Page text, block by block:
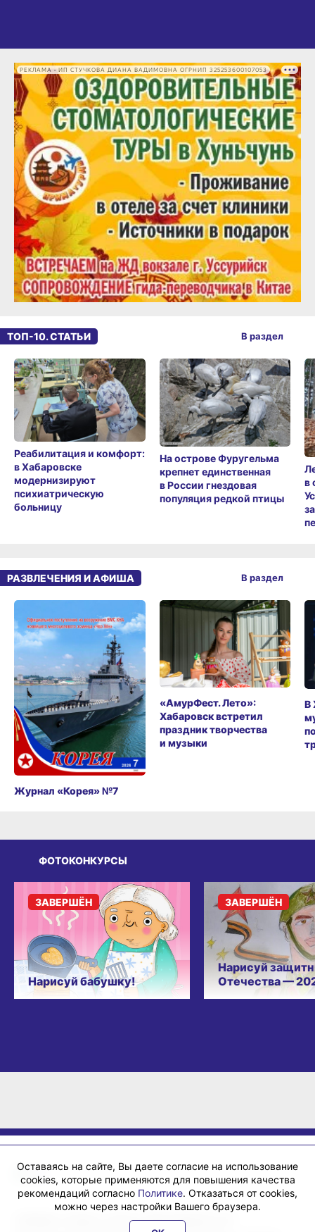
РЕКЛАМА • ИП СТУЧКОВА ДИАНА ВАДИМОВНА ОГРНИП 325253600107053
ТОП-10. СТАТЬИ
Реабилитация и комфорт:
в Хабаровске
модернизируют
психиатрическую
больницу
На острове Фуругельма
крепнет единственная
в России гнездовая
популяция редкой птицы
в
В раздел
РАЗВЛЕЧЕНИЯ И АФИША
Журнал «Корея» №7
«АмурФест. Лето»:
Хабаровск встретил
праздник творчества
и музыки
В
В раздел
ФОТОКОНКУРСЫ
Нарисуй бабушку!
ЗАВЕРШЁН
Нарисуй
Отечества —
ЗАВЕРШЁН
«ХабИнфо»: интернет-журнал города Хабаровска 16+
Оставаясь на сайте, Вы даете согласие на использование
cookies, которые применяются для повышения качества
рекомендаций согласно Политике. Отказаться от cookies,
можно через настройки Вашего браузера.